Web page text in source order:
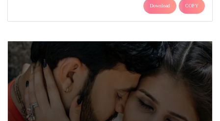
Download COPY